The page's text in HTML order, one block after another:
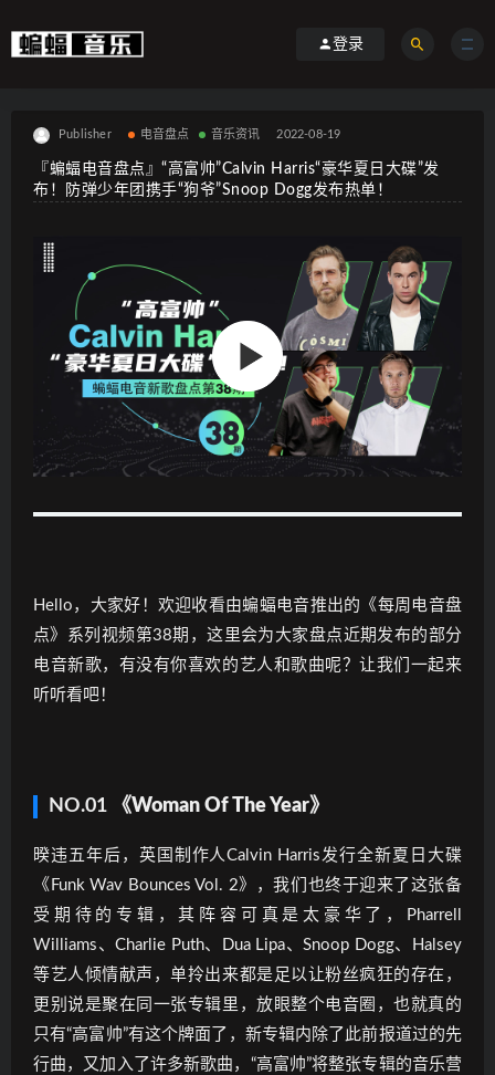
登录
Publisher 电音盘点 音乐资讯 2022-08-19
『蝙蝠电音盘点』“高富帅”Calvin Harris“豪华夏日大碟”发
布！防弹少年团携手“狗爷”Snoop Dogg发布热单！
Hello，大家好！欢迎收看由蝙蝠电音推出的《每周电音盘
点》系列视频第38期，这里会为大家盘点近期发布的部分
电音新歌，有没有你喜欢的艺人和歌曲呢？让我们一起来
听听看吧！
NO.01 《Woman Of The Year》
暌违五年后，英国制作人Calvin Harris发行全新夏日大碟
《Funk Wav Bounces Vol. 2》，我们也终于迎来了这张备
受期待的专辑，其阵容可真是太豪华了，Pharrell
Williams、Charlie Puth、Dua Lipa、Snoop Dogg、Halsey
等艺人倾情献声，单拎出来都是足以让粉丝疯狂的存在，
更别说是聚在同一张专辑里，放眼整个电音圈，也就真的
只有“高富帅”有这个牌面了，新专辑内除了此前报道过的先
行曲，又加入了许多新歌曲，“高富帅”将整张专辑的音乐营